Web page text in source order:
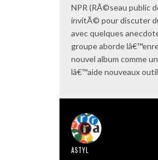
NPR (RÃ©seau public
invitÃ© pour discuter
avec quelques
groupe aborde
nouvel album comme
lâ€™aide nouveaux
ASTYL